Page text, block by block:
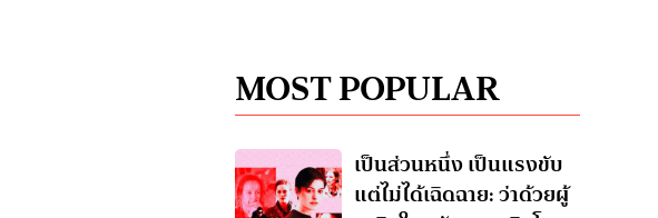
MOST POPULAR
เป็นส่วนหนึ่ง เป็นแรงขับ
แต่ไม่ได้เฉิดฉาย: ว่าด้วยผู้